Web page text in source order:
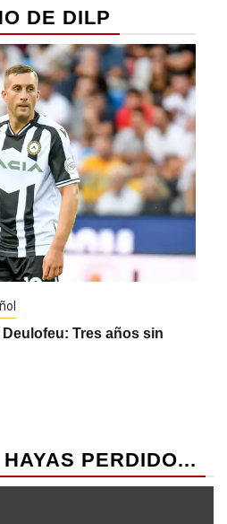
DE DILP
Tres años sin
PERDIDO...